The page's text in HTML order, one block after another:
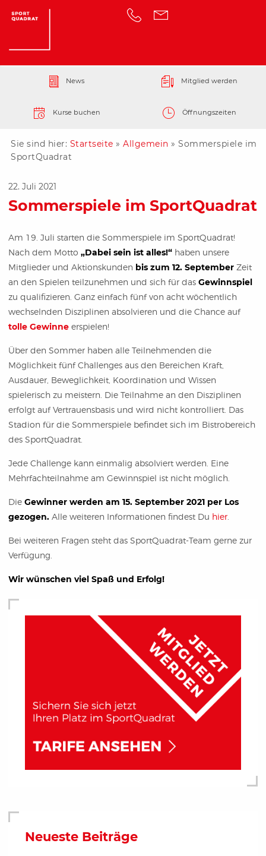
News Mitglied werden
Kurse buchen Öffnungszeiten
Sie sind hier: Startseite » Allgemein » Sommerspiele im
SportQuadrat
22. Juli 2021
Sommerspiele im SportQuadrat
Am 19. Juli starten die Sommerspiele im SportQuadrat!
Nach dem Motto „Dabei sein ist alles!“ haben unsere
Mitglieder und Aktionskunden bis zum 12. September Zeit
an den Spielen teilzunehmen und sich für das Gewinnspiel
zu qualifizieren. Ganz einfach fünf von acht wöchentlich
wechselnden Disziplinen absolvieren und die Chance auf
tolle Gewinne erspielen!
Über den Sommer haben alle Teilnehmenden die
Möglichkeit fünf Challenges aus den Bereichen Kraft,
Ausdauer, Beweglichkeit, Koordination und Wissen
spielerisch zu meistern. Die Teilnahme an den Disziplinen
erfolgt auf Vertrauensbasis und wird nicht kontrolliert. Das
Stadion für die Sommerspiele befindet sich im Bistrobereich
des SportQuadrat.
Jede Challenge kann einmalig absolviert werden. Eine
Mehrfachteilnahme am Gewinnspiel ist nicht möglich.
Die Gewinner werden am 15. September 2021 per Los
gezogen. Alle weiteren Informationen findest Du hier
Bei weiteren Fragen steht das SportQuadrat-Team gerne zur
Verfügung.
Wir wünschen viel Spaß und Erfolg!
Neueste Beiträge